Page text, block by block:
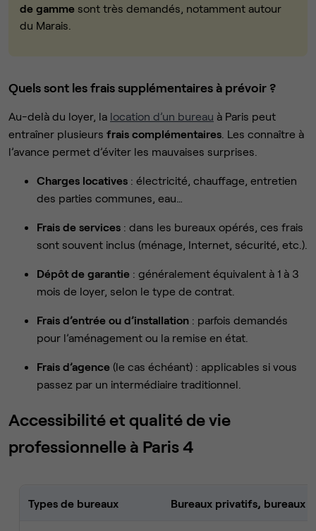
de gamme sont très demandés, notamment autour
du Marais.
Quels sont les frais supplémentaires à prévoir ?
Au-delà du loyer, la location d’un bureau à Paris peut
entraîner plusieurs frais complémentaires . Les connaître à
l’avance permet d’éviter les mauvaises surprises.
Charges locatives : électricité, chauffage, entretien
des parties communes, eau…
Frais de services : dans les bureaux opérés, ces frais
sont souvent inclus (ménage, Internet, sécurité, etc.).
Dépôt de garantie : généralement équivalent à 1 à 3
mois de loyer, selon le type de contrat.
Frais d’entrée ou d’installation : parfois demandés
pour l’aménagement ou la remise en état.
Frais d’agence (le cas échéant) : applicables si vous
passez par un intermédiaire traditionnel.
Accessibilité et qualité de vie
professionnelle à Paris 4
Types de bureaux Bureaux privatifs, bureaux